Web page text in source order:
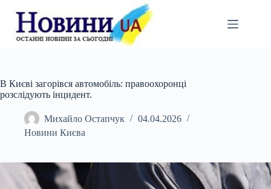
вмісту
В Києві загорівся автомобіль: правоохоронці
розслідують інцидент.
Михайло Остапчук
04.04.2026
Новини Києва